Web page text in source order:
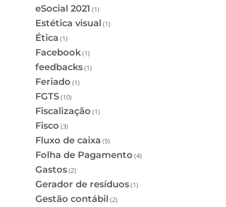
eSocial 2021 (1)
Estética visual (1)
Ética (1)
Facebook(1)
feedbacks(1)
Feriado (1)
FGTS(10)
Fiscalização (1)
Fisco (3)
Fluxo de caixa (5)
Folha de Pagamento (4)
Gastos(2)
Gerador de resíduos(1)
Gestão contábil (2)